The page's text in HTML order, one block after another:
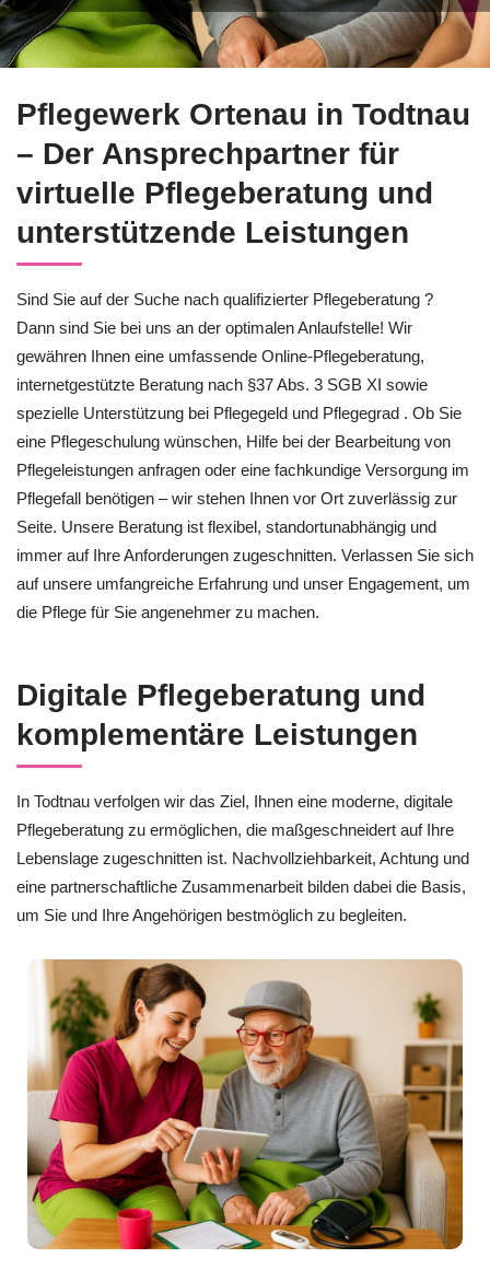
Pflegewerk Ortenau in Todtnau
– Der Ansprechpartner für
virtuelle Pflegeberatung und
unterstützende Leistungen
Sind Sie auf der Suche nach qualifizierter Pflegeberatung ?
Dann sind Sie bei uns an der optimalen Anlaufstelle! Wir
gewähren Ihnen eine umfassende Online-Pflegeberatung,
internetgestützte Beratung nach §37 Abs. 3 SGB XI sowie
spezielle Unterstützung bei Pflegegeld und Pflegegrad . Ob Sie
eine Pflegeschulung wünschen, Hilfe bei der Bearbeitung von
Pflegeleistungen anfragen oder eine fachkundige Versorgung im
Pflegefall benötigen – wir stehen Ihnen vor Ort zuverlässig zur
Seite. Unsere Beratung ist flexibel, standortunabhängig und
immer auf Ihre Anforderungen zugeschnitten. Verlassen Sie sich
auf unsere umfangreiche Erfahrung und unser Engagement, um
die Pflege für Sie angenehmer zu machen.
Digitale Pflegeberatung und
komplementäre Leistungen
In Todtnau verfolgen wir das Ziel, Ihnen eine moderne, digitale
Pflegeberatung zu ermöglichen, die maßgeschneidert auf Ihre
Lebenslage zugeschnitten ist. Nachvollziehbarkeit, Achtung und
eine partnerschaftliche Zusammenarbeit bilden dabei die Basis,
um Sie und Ihre Angehörigen bestmöglich zu begleiten.